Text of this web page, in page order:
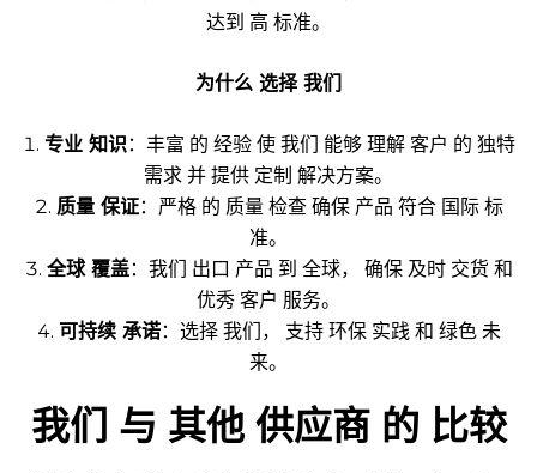
达到 高 标准。
为什么 选择 我们
专业 知识：丰富 的 经验 使 我们 能够 理解 客户 的 独特
需求 并 提供 定制 解决方案。
质量 保证：严格 的 质量 检查 确保 产品 符合 国际 标
准。
全球 覆盖：我们 出口 产品 到 全球， 确保 及时 交货 和
优秀 客户 服务。
可持续 承诺：选择 我们， 支持 环保 实践 和 绿色 未
来。
我们 与 其他 供应商 的 比较